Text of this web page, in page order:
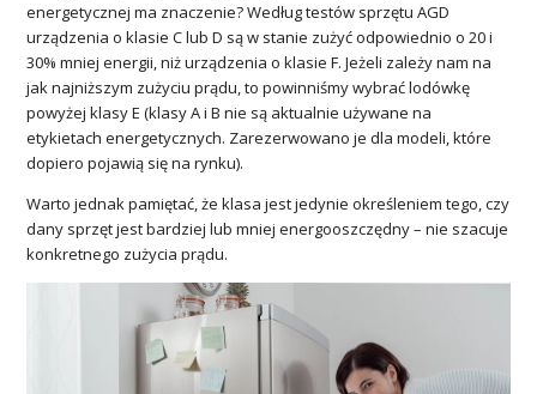
energetycznej ma znaczenie? Według testów sprzętu AGD
urządzenia o klasie C lub D są w stanie zużyć odpowiednio o 20 i
30% mniej energii, niż urządzenia o klasie F. Jeżeli zależy nam na
jak najniższym zużyciu prądu, to powinniśmy wybrać lodówkę
powyżej klasy E (klasy A i B nie są aktualnie używane na
etykietach energetycznych. Zarezerwowano je dla modeli, które
dopiero pojawią się na rynku).
Warto jednak pamiętać, że klasa jest jedynie określeniem tego, czy
dany sprzęt jest bardziej lub mniej energooszczędny – nie szacuje
konkretnego zużycia prądu.